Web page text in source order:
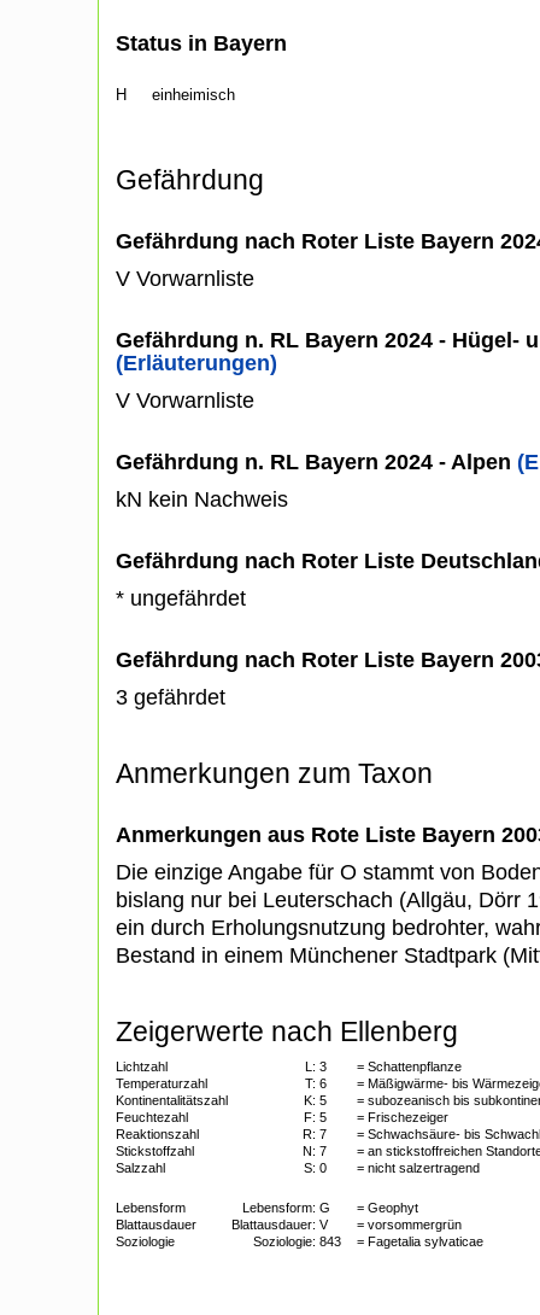
Status in Bayern
H einheimisch
Gefährdung
Gefährdung nach Roter Liste Bayern
V Vorwarnliste
Gefährdung n. RL Bayern 2024 - Hügel-
(Erläuterungen)
V Vorwarnliste
Gefährdung n. RL Bayern 2024 - Alpen
kN kein Nachweis
Gefährdung nach Roter Liste
* ungefährdet
Gefährdung nach Roter Liste Bayern
3 gefährdet
Anmerkungen zum Taxon
Anmerkungen aus Rote Liste Bayern
Die einzige Angabe für O stammt von
bislang nur bei Leuterschach (Allgäu, Dörr
ein durch Erholungsnutzung bedrohter,
Bestand in einem Münchener Stadtpark
Zeigerwerte nach Ellenberg
Lichtzahl L: 3
= Schattenpflanze
Temperaturzahl
T: 6
= Mäßigwärme- bis
Kontinentalitätszahl
K: 5
= subozeanisch bis
Feuchtezahl
F: 5
= Frischezeiger
Reaktionszahl
R: 7
= Schwachsäure- bis
Stickstoffzahl
N: 7
= an stickstoffreichen
Salzzahl
S: 0 = nicht salzertragend
Lebensform Lebensform: G
= Geophyt
Blattausdauer
Blattausdauer: V
= vorsommergrün
Soziologie
Soziologie: 843 = Fagetalia sylvaticae